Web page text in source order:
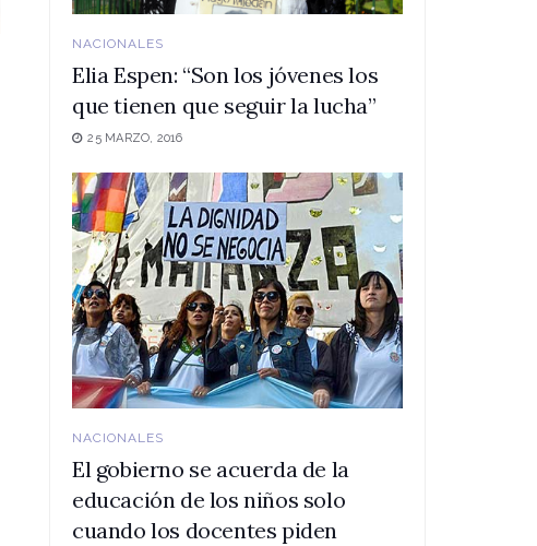
NACIONALES
Elia Espen: “Son los jóvenes los
que tienen que seguir la lucha”
25 MARZO, 2016
NACIONALES
El gobierno se acuerda de la
educación de los niños solo
cuando los docentes piden